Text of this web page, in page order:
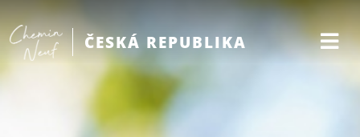
ČESKÁ REPUBLIKA